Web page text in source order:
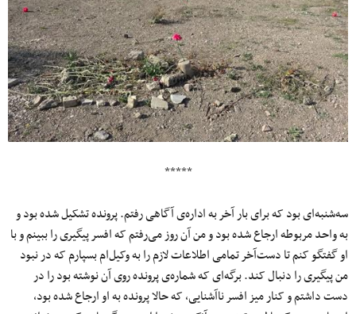
*****
سه‌شنبه‌ای بود که برای بار آخر به اداره‌ی آگاهی رفتم. پرونده تشکیل شده بود و
به واحد مربوطه ارجاع شده بود و من آن روز می‌رفتم که افسر پیگیری را ببینم و با
او گفتگو کنم تا دست‌آخر تمامی اطلاعات لازم را به وکیل‌ام بسپارم که در نبود
من پیگیری را دنبال کند. برگه‌ای که شماره‌ی پرونده روی آن نوشته بود را در
دست داشتم و کنار میز افسر ناآشنایی، که حالا پرونده به او ارجاع شده بود،